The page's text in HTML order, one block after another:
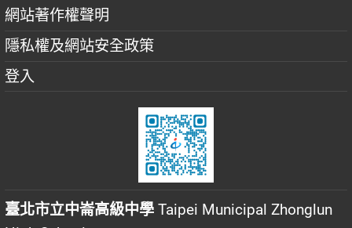
網站著作權聲明
隱私權及網站安全政策
登入
臺北市立中崙高級中學 Taipei Municipal Zhonglun